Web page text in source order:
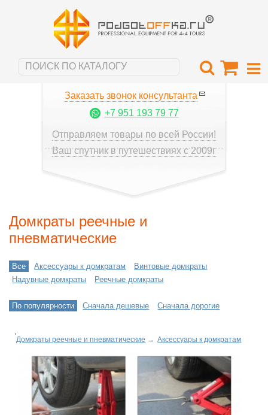
Заказать звонок консультанта
+7 951 193 79 77
Отправляем товары по всей России!
Ваш спутник в путешествиях с 2009г
Домкраты реечные и
пневматические
Все Аксессуары к домкратам
Винтовые домкраты
Надувные домкраты
Реечные домкраты
По популярности Сначала дешевые Сначала дорогие
Домкраты реечные и пневматические → Аксессуары к домкратам